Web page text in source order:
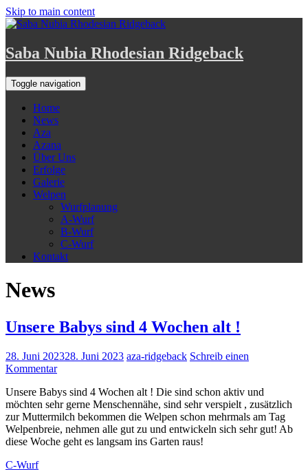
Skip to main content
Saba Nubia Rhodesian Ridgeback
Toggle navigation
Home
News
Aza
Azana
Über Uns
Erfolge
Galerie
Welpen
Wurfplanung
A-Wurf
B-Wurf
C-Wurf
Kontakt
News
Unsere Babys sind 4 Wochen alt !
28. Juni 202328. Juni 2023 aza-ridgeback Schreib einen
Kommentar
Unsere Babys sind 4 Wochen alt ! Die sind schon aktiv und
möchten sehr gerne Menschennähe, sind sehr verspielt , zusätzlich
zur Muttermilch bekommen die Welpen schon mehrmals am Tag
Welpenbreie, nehmen alle gut zu und entwickeln sich sehr gut! Ab
diese Woche geht es langsam ins Garten raus!
C-Wurf